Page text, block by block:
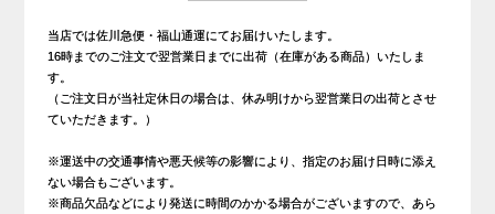
当店では佐川急便・福山通運にてお届けいたします。
16時までのご注文で翌営業日までに出荷（在庫がある商品）いたしま
す。
（ご注文日が当社定休日の場合は、休み明けから翌営業日の出荷とさせ
ていただきます。）
※運送中の交通事情や悪天候等の影響により、指定のお届け日時に添え
ない場合もございます。
※商品欠品などにより発送に時間のかかる場合がございますので、あら